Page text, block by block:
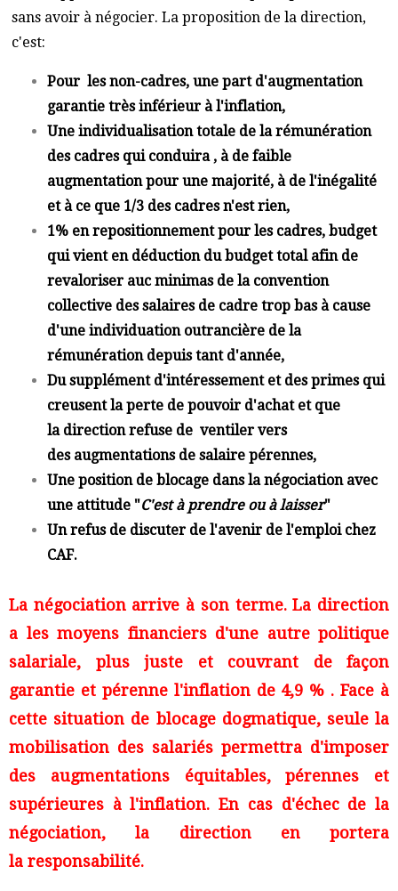
sans avoir à négocier. La proposition de la direction,
c'est:
Pour les non-cadres, une part d'augmentation
garantie très inférieur à l'inflation,
Une individualisation totale de la rémunération
des cadres qui conduira , à de faible
augmentation pour une majorité, à de l'inégalité
et à ce que 1/3 des cadres n'est rien,
1% en repositionnement pour les cadres, budget
qui vient en déduction du budget total afin de
revaloriser auc minimas de la convention
collective des salaires de cadre trop bas à cause
d'une individuation outrancière de la
rémunération depuis tant d'année,
Du supplément d'intéressement et des primes qui
creusent la perte de pouvoir d'achat et que
la direction refuse de ventiler vers
des augmentations de salaire pérennes,
Une position de blocage dans la négociation avec
une attitude "C'est à prendre ou à laisser"
Un refus de discuter de l'avenir de l'emploi chez
CAF.
La négociation arrive à son terme. La direction
a les moyens financiers d'une autre politique
salariale, plus juste et couvrant de façon
garantie et pérenne l'inflation de 4,9 % . Face à
cette situation de blocage dogmatique, seule la
mobilisation des salariés permettra d'imposer
des augmentations équitables, pérennes et
supérieures à l'inflation. En cas d'échec de la
négociation, la direction en portera
la responsabilité.